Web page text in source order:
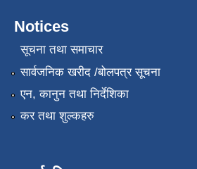
Notices
सूचना तथा समाचार
सार्वजनिक खरीद /बोलपत्र सूचना
एन, कानुन तथा निर्देशिका
कर तथा शुल्कहरु